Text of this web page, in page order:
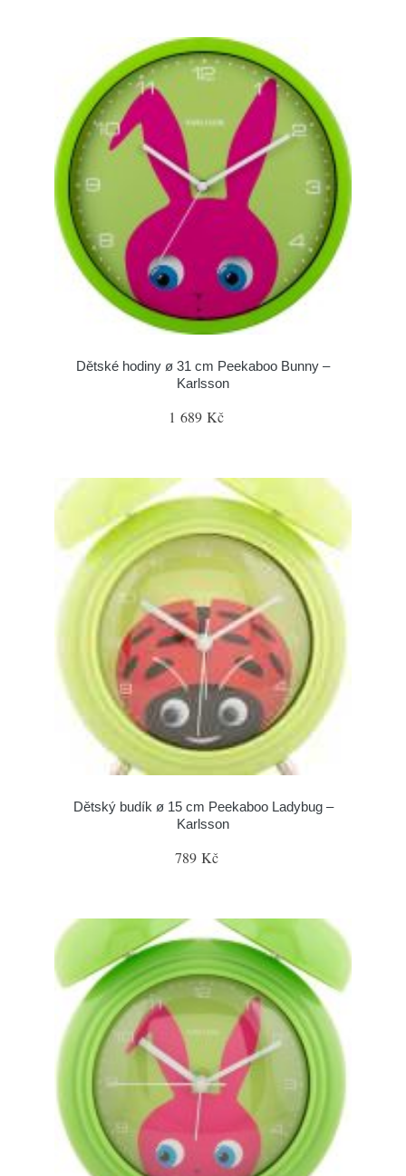
Dětské hodiny ø 31 cm Peekaboo Bunny –
Karlsson
1 689 Kč
Dětský budík ø 15 cm Peekaboo Ladybug –
Karlsson
789 Kč